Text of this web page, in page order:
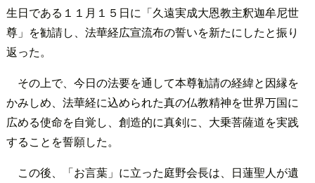
生日である１１月１５日に「久遠実成大恩教主釈迦牟尼世
尊」を勧請し、法華経広宣流布の誓いを新たにしたと振り
返った。
その上で、今日の法要を通して本尊勧請の経緯と因縁を
かみしめ、法華経に込められた真の仏教精神を世界万国に
広める使命を自覚し、創造的に真剣に、大乗菩薩道を実践
することを誓願した。
この後、「お言葉」に立った庭野会長は、日蓮聖人が遺